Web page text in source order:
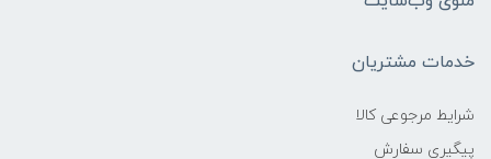
خدمات مشتریان
شرایط مرجوعی کالا
پیگیری سفارش